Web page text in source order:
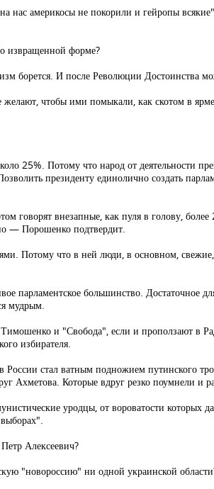
нас америкосы не покорили и гейропы
извращенной форме?
борется. И после Революции Достоинства
чтобы ими помыкали, как скотом в
25%. Потому что народ от деятельности
президенту единолично создать
говорят внезапные, как пуля в голову,
— Порошенко подтвердит.
Потому что в ней люди, в основном,
парламентское большинство. Достаточное
мудрым.
и "Свобода", если и проползают в
избирателя.
стал ватным подножием путинского
Ахметова. Которые вдруг резко поумнели и
уродцы, от вороватости которых
Алексеевич?
"новороссию" ни одной украинской